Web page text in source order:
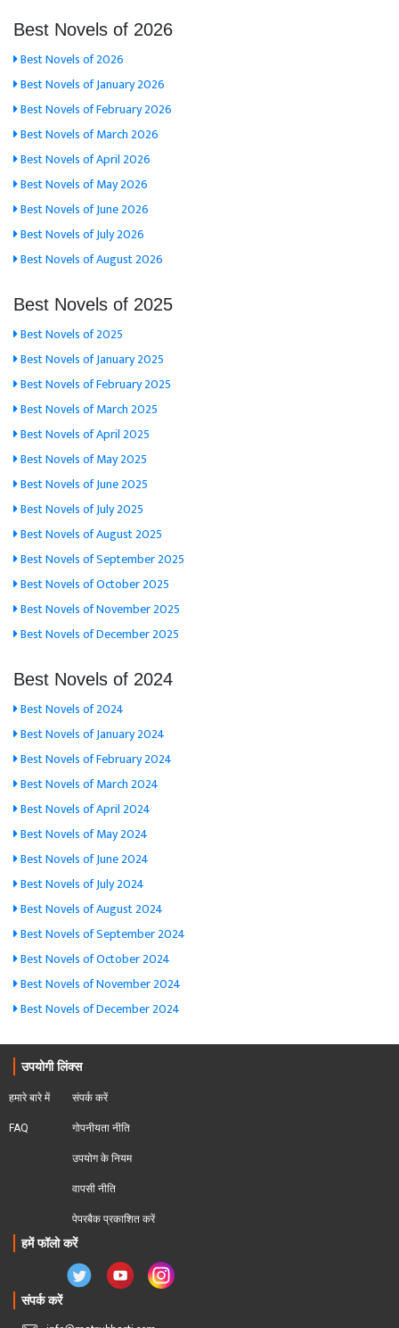
Best Novels of 2026
Best Novels of 2026
Best Novels of January 2026
Best Novels of February 2026
Best Novels of March 2026
Best Novels of April 2026
Best Novels of May 2026
Best Novels of June 2026
Best Novels of July 2026
Best Novels of August 2026
Best Novels of 2025
Best Novels of 2025
Best Novels of January 2025
Best Novels of February 2025
Best Novels of March 2025
Best Novels of April 2025
Best Novels of May 2025
Best Novels of June 2025
Best Novels of July 2025
Best Novels of August 2025
Best Novels of September 2025
Best Novels of October 2025
Best Novels of November 2025
Best Novels of December 2025
Best Novels of 2024
Best Novels of 2024
Best Novels of January 2024
Best Novels of February 2024
Best Novels of March 2024
Best Novels of April 2024
Best Novels of May 2024
Best Novels of June 2024
Best Novels of July 2024
Best Novels of August 2024
Best Novels of September 2024
Best Novels of October 2024
Best Novels of November 2024
Best Novels of December 2024
उपयोगी लिंक्स
हमारे बारे में
FAQ
संपर्क करें
गोपनीयता नीति
उपयोग के नियम
वापसी नीति
पेपरबैक प्रकाशित करें
हमें फॉलो करें
संपर्क करें